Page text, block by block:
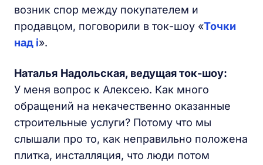
возник спор между покупателем и
продавцом, поговорили в ток-шоу «Точки
над i».
Наталья Надольская, ведущая ток-шоу:
У меня вопрос к Алексею. Как много
обращений на некачественно оказанные
строительные услуги? Потому что мы
слышали про то, как неправильно положена
плитка, инсталляция, что люди потом